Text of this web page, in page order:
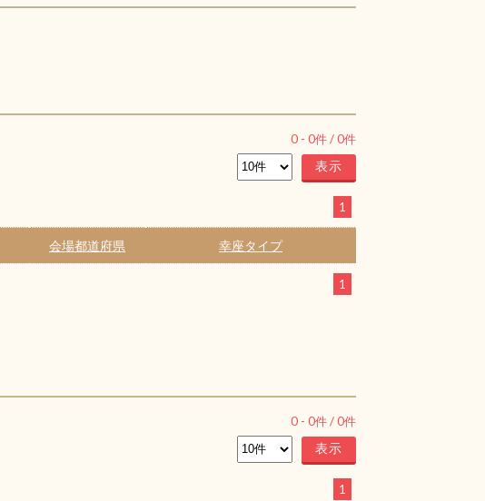
0 - 0件 /0件
1
会場都道府県 幸座タイプ
1
0 - 0件 /0件
1